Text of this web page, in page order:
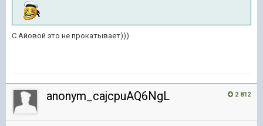
С Айовой это не прокатывает)))
2 812
anonym_cajcpuAQ6NgL